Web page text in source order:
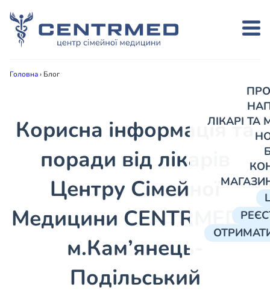
ЛІКАРІ
Головна› Блог
Корисна інформація та
поради від лікарів
Центру Сімейної
Медицини CENTRMED в
м.Кам’янець-
Подільський